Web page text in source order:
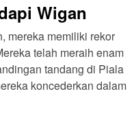
Wigan
mereka memiliki rekor
telah meraih enam
tandang di Piala
koncederkan dalam